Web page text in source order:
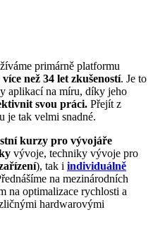
primárně platformu
více než 34 let zkušeností. Je to
aplikací na míru, díky jeho
svou práci. Přejít z
je tak velmi snadné.
kurzy pro vývojáře
vývoje, techniky vývoje pro
), tak i individuálně
na mezinárodních
na optimalizace rychlosti a
hardwarovými